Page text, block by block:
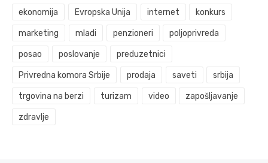
ekonomija Evropska Unija internet konkurs
marketing mladi penzioneri poljoprivreda
posao poslovanje preduzetnici
Privredna komora Srbije prodaja saveti srbija
trgovina na berzi turizam video zapošljavanje
zdravlje